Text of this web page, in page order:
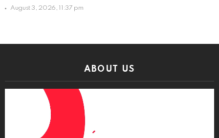
August 3, 2026, 11:37 pm
ABOUT US